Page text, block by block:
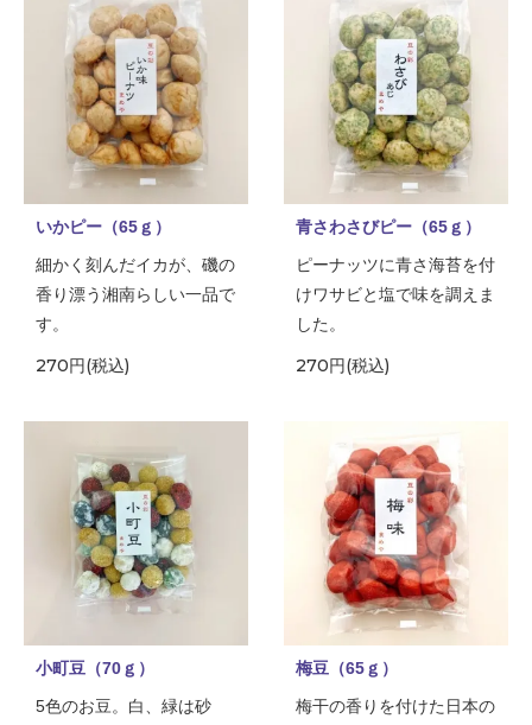
いかピー（65ｇ）
細かく刻んだイカが、磯の
香り漂う湘南らしい一品で
す。
270円(税込)
青さわさびピー（65ｇ）
ピーナッツに青さ海苔を付
けワサビと塩で味を調えま
した。
270円(税込)
小町豆（70ｇ）
5色のお豆。白、緑は砂
梅豆（65ｇ）
梅干の香りを付けた日本の